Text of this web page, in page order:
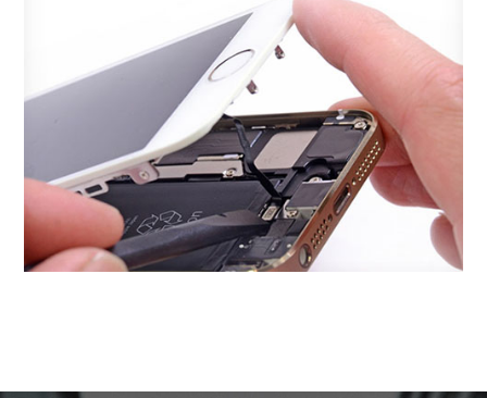
Riparazioni Smartphone
Alcuni esempi di come lavoriamo nella
riparazione di smartphone
VEDI TUTTI I LAVORI